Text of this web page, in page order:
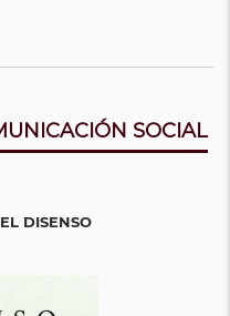
SOCIAL
DISENSO